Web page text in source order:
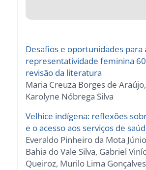
Desafios e oportunidades para
representatividade feminina
revisão da literatura
Maria Creuza Borges de
Karolyne Nóbrega Silva
Velhice indígena: reflexões
e o acesso aos serviços de
Everaldo Pinheiro da Mota
Bahia do Vale Silva, Gabriel
Queiroz, Murilo Lima Gonçalves